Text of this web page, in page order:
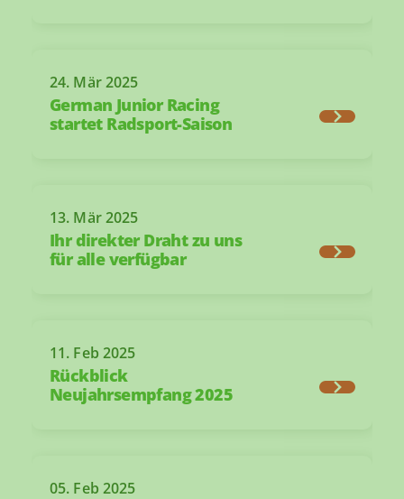
24. Mär 2025
German Junior Racing
startet Radsport-Saison
13. Mär 2025
Ihr direkter Draht zu uns
für alle verfügbar
11. Feb 2025
Rückblick
Neujahrsempfang 2025
05. Feb 2025